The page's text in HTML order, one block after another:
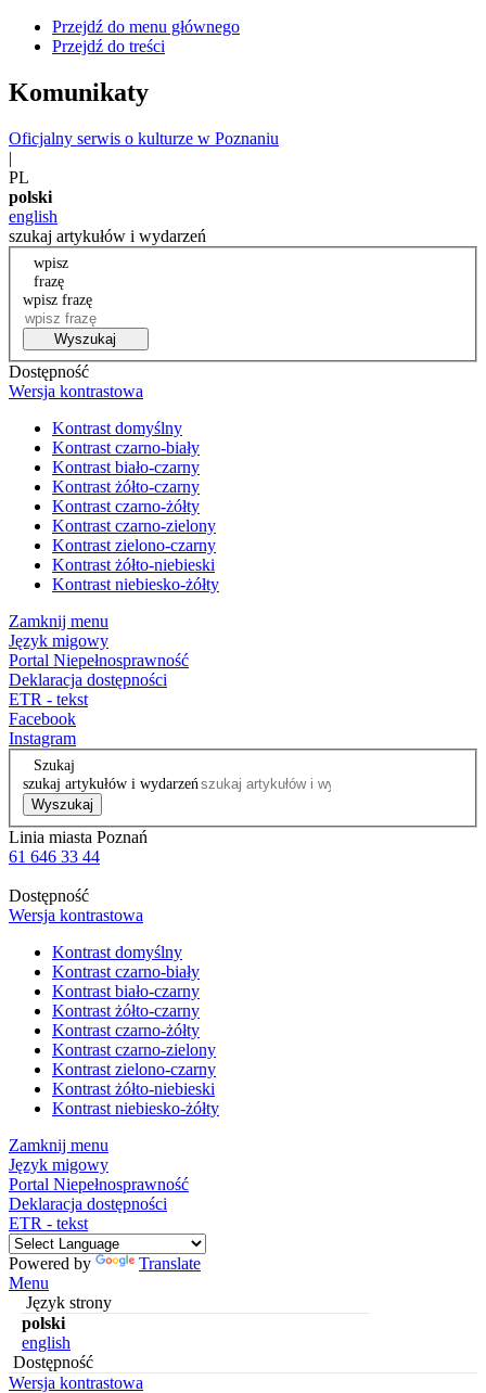
Przejdź do menu głównego
Przejdź do treści
Komunikaty
Oficjalny serwis o kulturze w Poznaniu
|
PL
polski
english
szukaj artykułów i wydarzeń
wpisz
frazę
wpisz frazę
Wyszukaj
Dostępność
Wersja kontrastowa
Kontrast domyślny
Kontrast czarno-biały
Kontrast biało-czarny
Kontrast żółto-czarny
Kontrast czarno-żółty
Kontrast czarno-zielony
Kontrast zielono-czarny
Kontrast żółto-niebieski
Kontrast niebiesko-żółty
Zamknij menu
Język migowy
Portal Niepełnosprawność
Deklaracja dostępności
ETR - tekst
Facebook
Instagram
Szukaj
szukaj artykułów i wydarzeń
Wyszukaj
Linia miasta Poznań
61 646 33 44
Dostępność
Wersja kontrastowa
Kontrast domyślny
Kontrast czarno-biały
Kontrast biało-czarny
Kontrast żółto-czarny
Kontrast czarno-żółty
Kontrast czarno-zielony
Kontrast zielono-czarny
Kontrast żółto-niebieski
Kontrast niebiesko-żółty
Zamknij menu
Język migowy
Portal Niepełnosprawność
Deklaracja dostępności
ETR - tekst
Powered by
Translate
Menu
Język strony
polski
english
Dostępność
Wersja kontrastowa